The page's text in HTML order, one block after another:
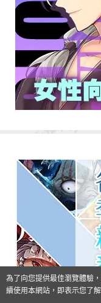
為了向您提供最佳瀏覽體驗
續使用本網站，即表示您了